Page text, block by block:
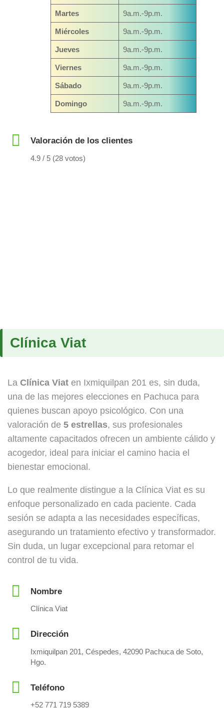
Martes 9a.m.-9p.m.
Miércoles 9a.m.-9p.m.
Jueves 9a.m.-9p.m.
Viernes 9a.m.-9p.m.
Sábado 9a.m.-9p.m.
Domingo 9a.m.-9p.m.
Valoración de los clientes
4.9 / 5 (28 votos)
Clínica Viat
La Clínica Viat en Ixmiquilpan 201 es, sin duda,
una de las mejores elecciones en Pachuca para
quienes buscan apoyo psicológico. Con una
valoración de 5 estrellas, sus profesionales
altamente capacitados ofrecen un ambiente cálido y
acogedor, ideal para iniciar el camino hacia el
bienestar emocional.
Lo que realmente distingue a la Clínica Viat es su
enfoque personalizado en cada paciente. Cada
sesión se adapta a las necesidades específicas,
asegurando un tratamiento efectivo y transformador.
Sin duda, un lugar excepcional para retomar el
control de tu vida.
Nombre
Clínica Viat
Dirección
Ixmiquilpan 201, Céspedes, 42090 Pachuca de Soto,
Hgo.
Teléfono
+52 771 719 5389